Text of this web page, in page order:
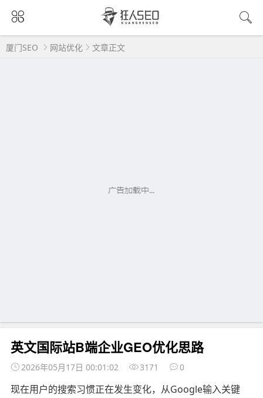
厦门SEO 网站优化 文章正文
英文国际站B端企业GEO优化思路
2026年05月17日 00:01:02 3171 0
现在用户的搜索习惯正在发生变化，从Google输入关键